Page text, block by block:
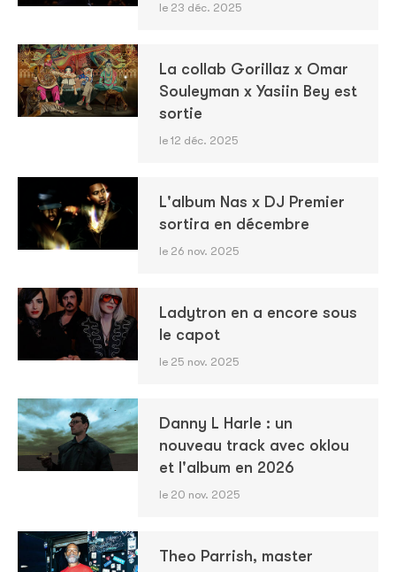
le 23 déc. 2025
La collab Gorillaz x Omar
Souleyman x Yasiin Bey est
sortie
le 12 déc. 2025
L'album Nas x DJ Premier
sortira en décembre
le 26 nov. 2025
Ladytron en a encore sous
le capot
le 25 nov. 2025
Danny L Harle : un
nouveau track avec oklou
et l'album en 2026
le 20 nov. 2025
Theo Parrish, master